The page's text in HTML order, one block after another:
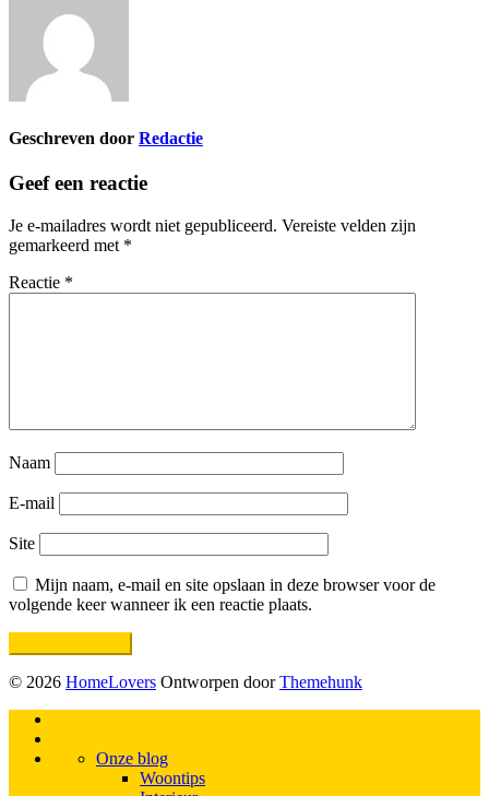
Geschreven door Redactie
Geef een reactie
Je e-mailadres wordt niet gepubliceerd. Vereiste velden zijn
gemarkeerd met *
Reactie *
Naam
E-mail
Site
Mijn naam, e-mail en site opslaan in deze browser voor de
volgende keer wanneer ik een reactie plaats.
© 2026 HomeLovers Ontworpen door Themehunk
Onze blog
Woontips